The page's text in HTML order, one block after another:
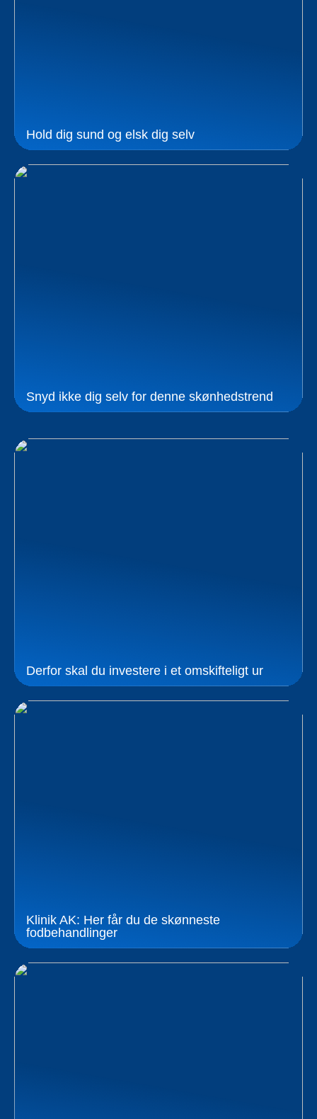
Hold dig sund og elsk dig selv
Snyd ikke dig selv for denne skønhedstrend
Derfor skal du investere i et omskifteligt ur
Klinik AK: Her får du de skønneste
fodbehandlinger